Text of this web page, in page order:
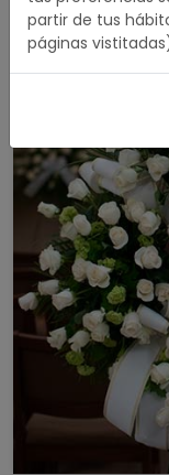
partir de tus
páginas